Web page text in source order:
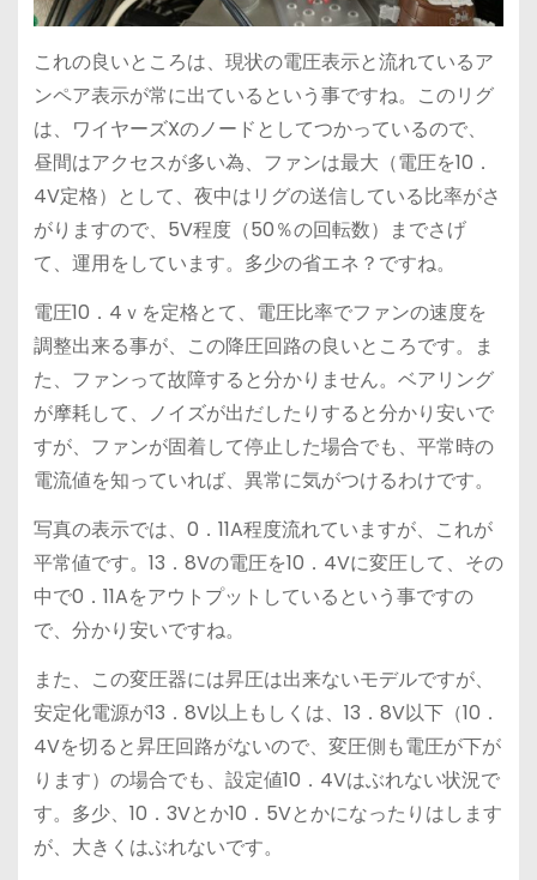
これの良いところは、現状の電圧表示と流れているア
ンペア表示が常に出ているという事ですね。このリグ
は、ワイヤーズXのノードとしてつかっているので、
昼間はアクセスが多い為、ファンは最大（電圧を10．
4V定格）として、夜中はリグの送信している比率がさ
がりますので、5V程度（50％の回転数）までさげ
て、運用をしています。多少の省エネ？ですね。
電圧10．4ｖを定格とて、電圧比率でファンの速度を
調整出来る事が、この降圧回路の良いところです。ま
た、ファンって故障すると分かりません。ベアリング
が摩耗して、ノイズが出だしたりすると分かり安いで
すが、ファンが固着して停止した場合でも、平常時の
電流値を知っていれば、異常に気がつけるわけです。
写真の表示では、0．11A程度流れていますが、これが
平常値です。13．8Vの電圧を10．4Vに変圧して、その
中で0．11Aをアウトプットしているという事ですの
で、分かり安いですね。
また、この変圧器には昇圧は出来ないモデルですが、
安定化電源が13．8V以上もしくは、13．8V以下（10．
4Vを切ると昇圧回路がないので、変圧側も電圧が下が
ります）の場合でも、設定値10．4Vはぶれない状況で
す。多少、10．3Vとか10．5Vとかになったりはします
が、大きくはぶれないです。